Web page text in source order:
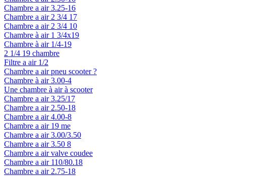
Chambre a air 3.25-16
Chambre a air 2 3/4 17
Chambre a air 2 3/4 10
Chambre à air 1 3/4x19
Chambre à air 1/4-19
2 1/4 19 chambre
Filtre a air 1/2
Chambre a air pneu scooter ?
Chambre à air 3.00-4
Une chambre à air à scooter
Chambre a air 3.25/17
Chambre a air 2.50-18
Chambre a air 4.00-8
Chambre a air 19 me
Chambre a air 3.00/3.50
Chambre a air 3.50 8
Chambre a air valve coudee
Chambre a air 110/80.18
Chambre a air 2.75-18